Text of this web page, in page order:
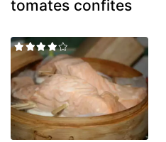
tomates confites